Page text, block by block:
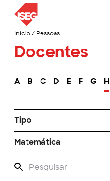
Início/ Pessoas
Docentes
A B C D E F G H
Tipo
Matemática